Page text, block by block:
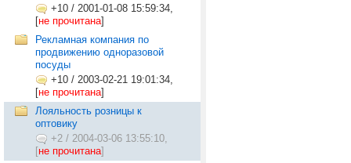
+10 / 2001-01-08 15:59:34,
[не прочитана]
Рекламная компания по
продвижению одноразовой
посуды
+10 / 2003-02-21 19:01:34,
[не прочитана]
Лояльность розницы к
оптовику
+2 / 2004-03-06 13:55:10,
[не прочитана]